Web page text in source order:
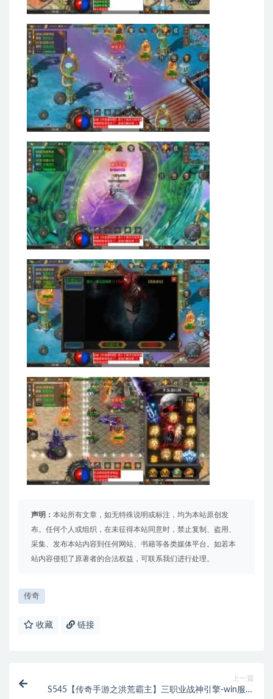
声明： 本站所有文章，如无特殊说明或标注，均为本站原创发
布。任何个人或组织，在未征得本站同意时，禁止复制、盗用、
采集、发布本站内容到任何网站、书籍等各类媒体平台。如若本
站内容侵犯了原著者的合法权益，可联系我们进行处理。
传奇
收藏 链接
上一篇
S545【传奇手游之洪荒霸主】三职业战神引擎-win服务